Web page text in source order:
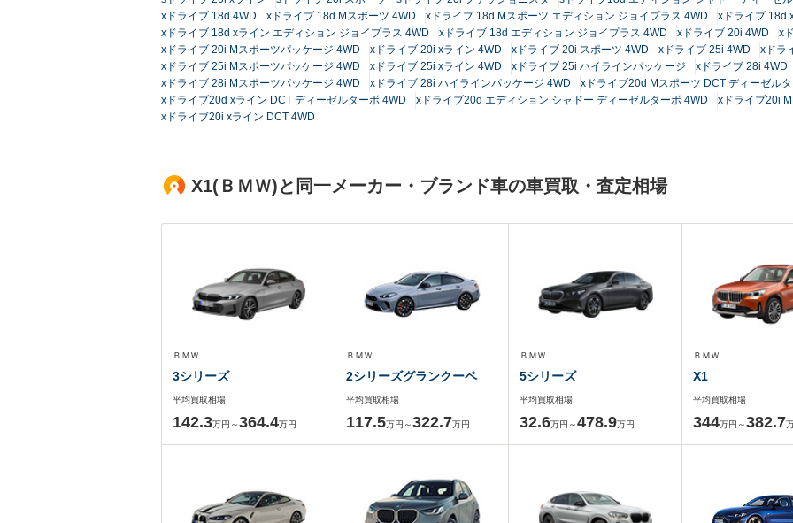
xドライブ 18d 4WD
xドライブ 18d Mスポーツ 4WD xドライブ 18d Mスポーツ エディション ジョイプラス 4WD
xドライブ 18d
xドライブ 18d xライン エディション ジョイプラス 4WD
xドライブ 18d エディション ジョイプラス 4WD xドライブ 20i 4WD
x
xドライブ 20i Mスポーツパッケージ 4WD
xドライブ 20i xライン 4WD xドライブ 20i スポーツ 4WD xドライブ 25i 4WD
xドラ
xドライブ 25i Mスポーツパッケージ 4WD
xドライブ 25i xライン 4WD xドライブ 25i ハイラインパッケージ xドライブ 28i 4WD
xドライブ 28i Mスポーツパッケージ 4WD
xドライブ 28i ハイラインパッケージ 4WD
xドライブ20d Mスポーツ DCT ディーゼル
xドライブ20d xライン DCT ディーゼルターボ 4WD
xドライブ20d エディション シャドー ディーゼルターボ 4WD
xドライブ20i
xドライブ20i xライン DCT 4WD
X1(ＢＭＷ)と同一メーカー・ブランド車の車買取・査定相場
ＢＭＷ
3シリーズ
平均買取相場
142.3万円～364.4万円
ＢＭＷ
2シリーズグランクーペ
平均買取相場
117.5万円～322.7万円
ＢＭＷ
5シリーズ
平均買取相場
32.6万円～478.9万円
ＢＭＷ
X1
平均買取相場
344万円～382.7